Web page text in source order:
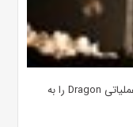
اسپیس‌ایکس اولین فضاپیمای سرنشین‌دار عملیاتی Dragon را به